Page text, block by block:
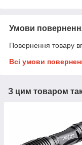
Умови
Повернення товару
Всі умови
З цим товаром